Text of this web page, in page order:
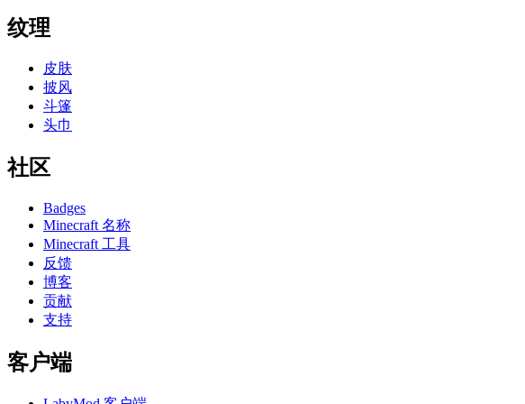
纹理
皮肤
披风
斗篷
头巾
社区
Badges
Minecraft 名称
Minecraft 工具
反馈
博客
贡献
支持
客户端